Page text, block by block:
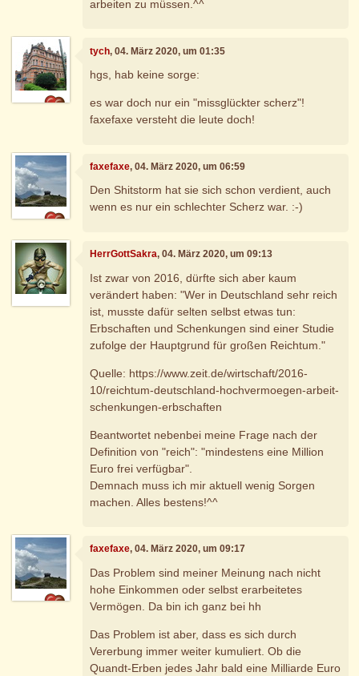
arbeiten zu müssen.^^
tych, 04. März 2020, um 01:35
hgs, hab keine sorge:
es war doch nur ein "missglückter scherz"!
faxefaxe versteht die leute doch!
faxefaxe, 04. März 2020, um 06:59
Den Shitstorm hat sie sich schon verdient, auch
wenn es nur ein schlechter Scherz war. :-)
HerrGottSakra, 04. März 2020, um 09:13
Ist zwar von 2016, dürfte sich aber kaum
verändert haben: "Wer in Deutschland sehr reich
ist, musste dafür selten selbst etwas tun:
Erbschaften und Schenkungen sind einer Studie
zufolge der Hauptgrund für großen Reichtum."
Quelle: https://www.zeit.de/wirtschaft/2016-
10/reichtum-deutschland-hochvermoegen-arbeit-
schenkungen-erbschaften
Beantwortet nebenbei meine Frage nach der
Definition von "reich": "mindestens eine Million
Euro frei verfügbar".
Demnach muss ich mir aktuell wenig Sorgen
machen. Alles bestens!^^
faxefaxe, 04. März 2020, um 09:17
Das Problem sind meiner Meinung nach nicht
hohe Einkommen oder selbst erarbeitetes
Vermögen. Da bin ich ganz bei hh
Das Problem ist aber, dass es sich durch
Vererbung immer weiter kumuliert. Ob die
Quandt-Erben jedes Jahr bald eine Milliarde Euro